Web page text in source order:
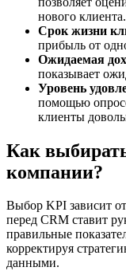
нового клиента.
Срок жизни
прибыль от
Ожидаемая
показывает
Уровень
помощью
клиенты
Как
компании?
Выбор KPI зависит
перед CRM ставит
правильные
корректируя
данными.